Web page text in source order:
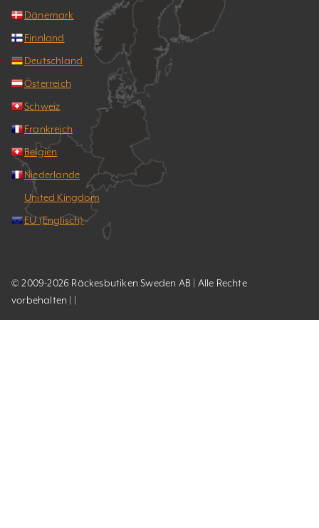
Dänemark
Finnland
Deutschland
Österreich
Schweiz
Frankreich
Belgien
Niederlande
United Kingdom
EU (Englisch)
© 2009-2026 Räckesbutiken Sweden AB | Alle Rechte
vorbehalten | |